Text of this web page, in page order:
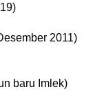
2011)
baru Imlek)